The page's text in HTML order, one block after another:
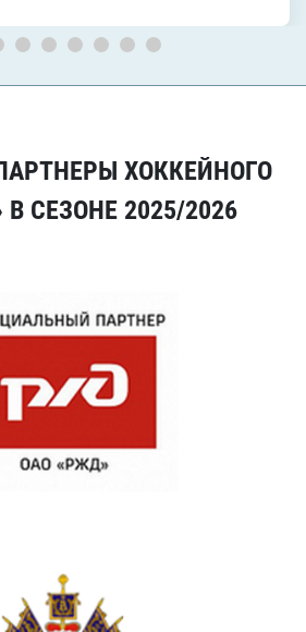
ХОККЕЙНОГО
СЕЗОНЕ 2025/2026